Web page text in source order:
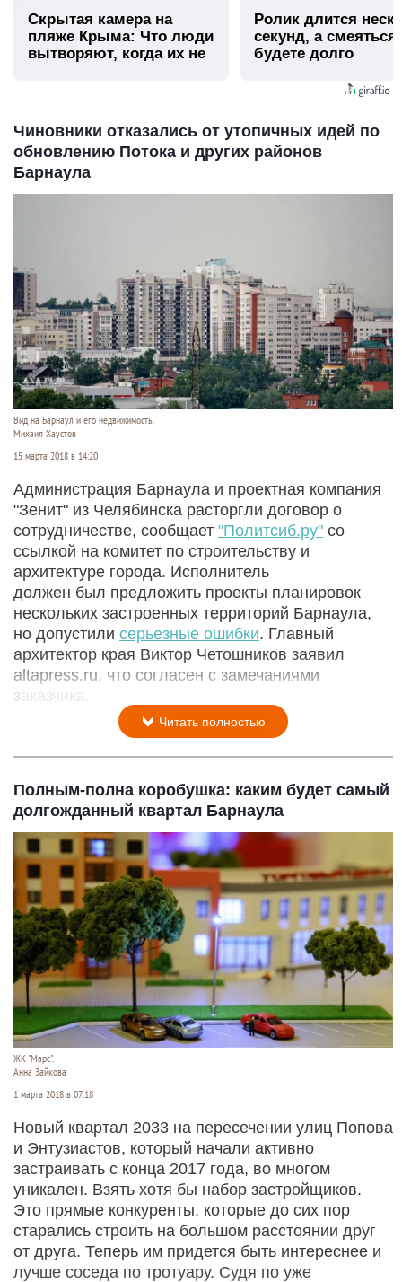
Скрытая камера на
пляже Крыма: Что люди
вытворяют, когда их не
Ролик длится
секунд, а
будете долго
Чиновники отказались от утопичных идей по
обновлению Потока и других районов
Барнаула
Вид на Барнаул и его недвижимость.
Михаил Хаустов
15 марта 2018 в 14:20
Администрация Барнаула и проектная компания
"Зенит" из Челябинска расторгли договор о
сотрудничестве, сообщает "Политсиб.ру" со
ссылкой на комитет по строительству и
архитектуре города. Исполнитель
должен был предложить проекты планировок
нескольких застроенных территорий Барнаула,
но допустили серьезные ошибки. Главный
архитектор края Виктор Четошников заявил
altapress.ru, что согласен с замечаниями
заказчика.
Читать полностью
Полным-полна коробушка: каким будет самый
долгожданный квартал Барнаула
ЖК "Марс".
Анна Зайкова
1 марта 2018 в 07:18
Новый квартал 2033 на пересечении улиц Попова
и Энтузиастов, который начали активно
застраивать с конца 2017 года, во многом
уникален. Взять хотя бы набор застройщиков.
Это прямые конкуренты, которые до сих пор
старались строить на большом расстоянии друг
от друга. Теперь им придется быть интереснее и
лучше соседа по тротуару. Судя по уже